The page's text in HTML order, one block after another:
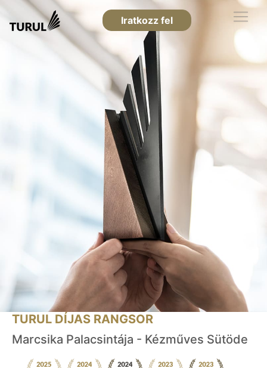
Iratkozz fel
TURUL DÍJAS RANGSOR
Marcsika Palacsintája - Kézműves Sütöde